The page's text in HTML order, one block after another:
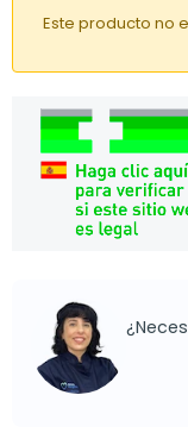
Este producto no